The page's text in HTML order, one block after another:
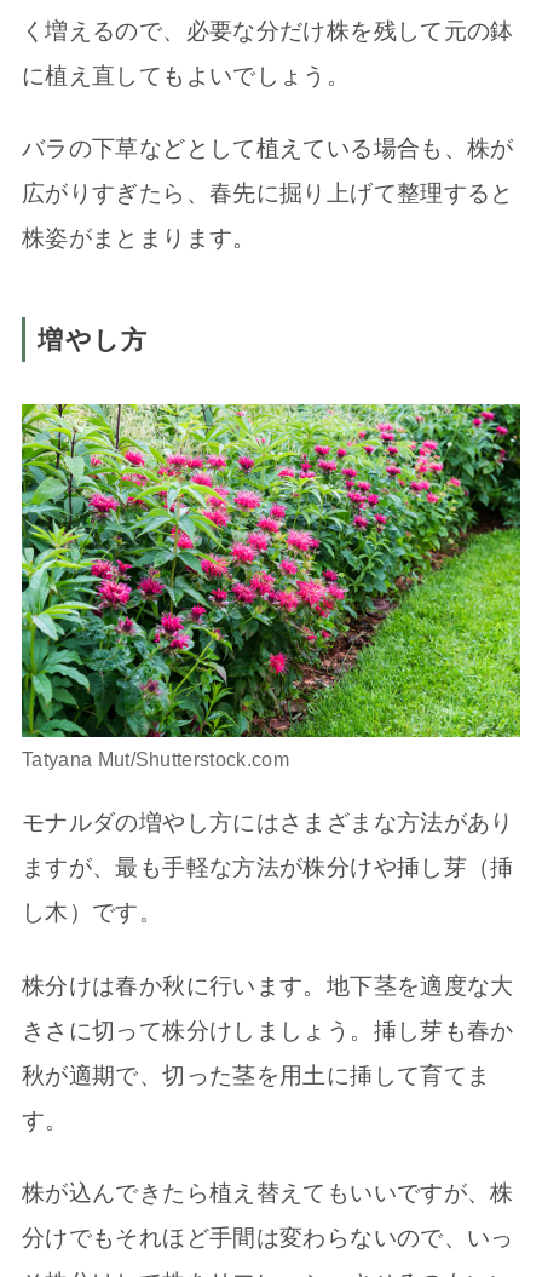
く増えるので、必要な分だけ株を残して元の鉢
に植え直してもよいでしょう。
バラの下草などとして植えている場合も、株が
広がりすぎたら、春先に掘り上げて整理すると
株姿がまとまります。
増やし方
Tatyana Mut/Shutterstock.com
モナルダの増やし方にはさまざまな方法があり
ますが、最も手軽な方法が株分けや挿し芽（挿
し木）です。
株分けは春か秋に行います。地下茎を適度な大
きさに切って株分けしましょう。挿し芽も春か
秋が適期で、切った茎を用土に挿して育てま
す。
株が込んできたら植え替えてもいいですが、株
分けでもそれほど手間は変わらないので、いっ